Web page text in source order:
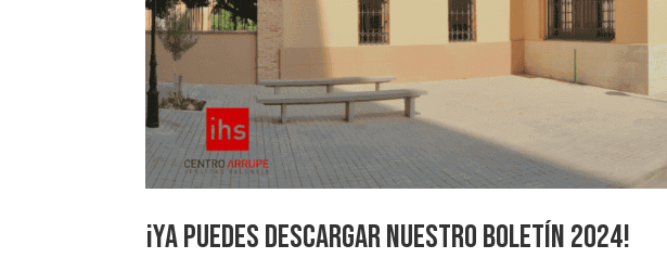
¡Ya puedes descargar nuestro boletín 2024!